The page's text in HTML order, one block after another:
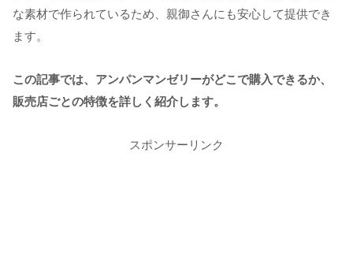
な素材で作られているため、親御さんにも安心して提供でき
ます。
この記事では、アンパンマンゼリーがどこで購入できるか、
販売店ごとの特徴を詳しく紹介します。
スポンサーリンク